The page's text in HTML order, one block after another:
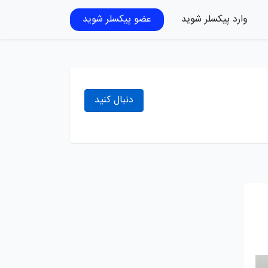
وارد پیکسلر شوید عضو پیکسلر شوید
دنبال کنید